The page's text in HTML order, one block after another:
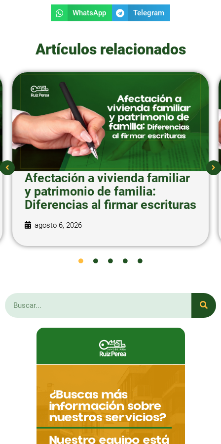
WhatsApp Telegram
Artículos relacionados
Afectación a vivienda familiar
y patrimonio de familia:
Diferencias al firmar escrituras
agosto 6, 2026